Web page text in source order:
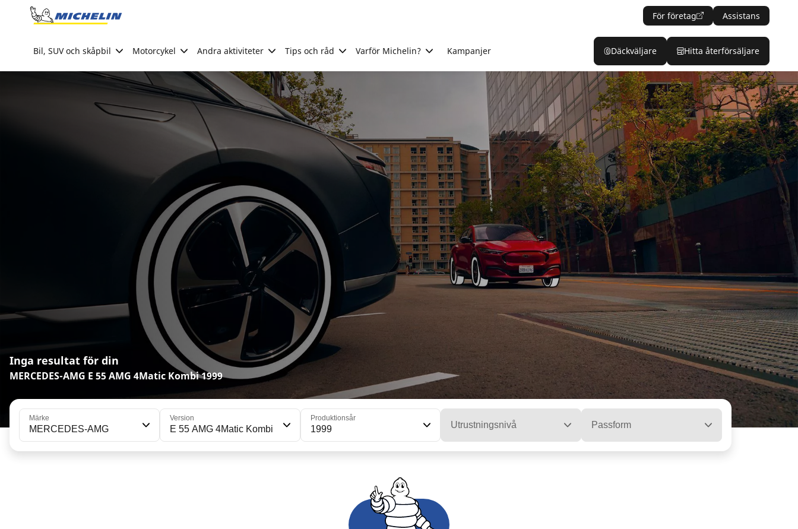
Go to page content
För företag Assistans
Bil, SUV och skåpbil Motorcykel Andra aktiviteter Tips och råd Varför Michelin? Kampanjer Däckväljare Hitta återförsäljare
Inga resultat för din
MERCEDES-AMG E 55 AMG 4Matic Kombi 1999
Märke
MERCEDES-AMG
Version
E 55 AMG 4Matic Kombi
Produktionsår
1999 Utrustningsnivå Passform